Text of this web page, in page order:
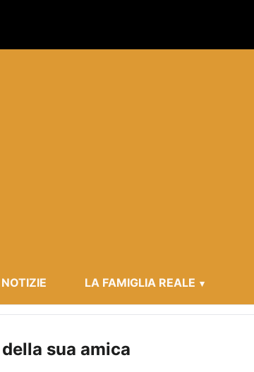
LA FAMIGLIA REALE
sua amica